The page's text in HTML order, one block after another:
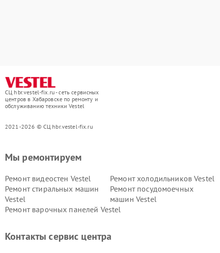
СЦ hbr.vestel-fix.ru - сеть сервисных
центров в Хабаровске по ремонту и
обслуживанию техники Vestel
2021-2026 © СЦ hbr.vestel-fix.ru
Мы ремонтируем
Ремонт видеостен Vestel
Ремонт холодильников Vestel
Ремонт стиральных машин
Vestel
Ремонт посудомоечных
машин Vestel
Ремонт варочных панелей Vestel
Контакты сервис центра